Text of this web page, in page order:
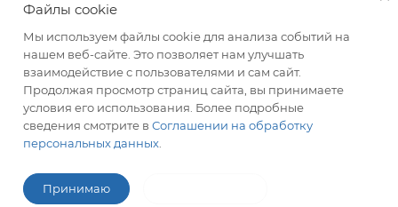
2026 © ЗАО «ТВК»
Файлы cookie
Мы используем файлы cookie для анализа событий на
нашем веб-сайте. Это позволяет нам улучшать
взаимодействие с пользователями и сам сайт.
Продолжая просмотр страниц сайта, вы принимаете
условия его использования. Более подробные
сведения смотрите в Соглашении на обработку
персональных данных
Принимаю